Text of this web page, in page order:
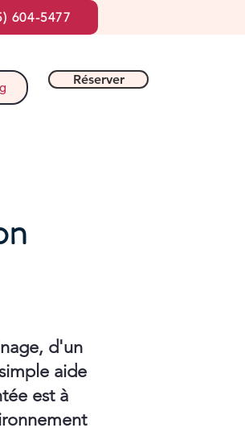
Réserver
604-5477
d'un
aide
est à